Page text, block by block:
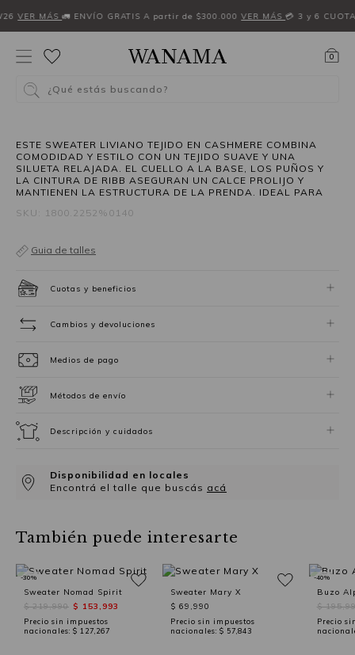
VER MÁS 🚛 ENVÍO GRATIS A partir de $300.000 VER MÁS 💳 3 y 6
0
¿Qué estás buscando?
ESTE SWEATER LIVIANO TEJIDO EN CASHMERE COMBINA
COMODIDAD Y ESTILO CON UN TEJIDO SUAVE Y UNA
SILUETA RELAJADA. EL CUELLO A LA BASE, LOS PUÑOS Y
LA CINTURA DE RIBB ASEGURAN UN CALCE PROLIJO Y
MANTIENEN LA ESTRUCTURA DE LA PRENDA. IDEAL PARA
SKU: 1800.2252%0140
Guia de talles
Cuotas y beneficios
Cambios y devoluciones
Medios de pago
Métodos de envío
Descripción y cuidados
Disponibilidad en locales
Encontrá el talle que buscás acá
También puede interesarte
Sweater Nomad Spirit
$ 219,990 $ 153,993
Precio sin impuestos
nacionales: $ 127,267
-30%
Sweater Mary X
$ 69,990
Precio sin impuestos
nacionales: $ 57,843
Buzo
$
Precio
-40%